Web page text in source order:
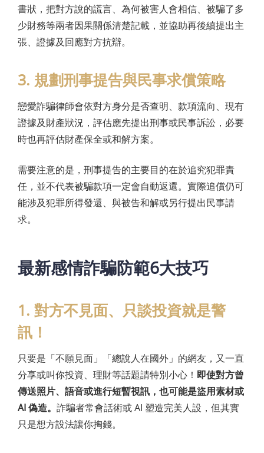
書狀，把對方說的謊言、為何被害人會相信、被騙了多
少財務等兩者因果關係清楚記載，並協助再後續提出主
張、證據及回應對方抗辯。
3. 規劃刑事提告與民事求償策略
戀愛詐騙律師會依對方身分是否查明、款項流向、現有
證據及財產狀況，評估應先提出刑事或民事訴訟，必要
時也再評估財產保全或和解方案。
需要注意的是，刑事提告的主要目的在於追究犯罪責
任，並不代表被騙款項一定會自動返還。實際追償仍可
能涉及犯罪所得發還、與被告和解或另行提出民事請
求。
最新感情詐騙防範6大技巧
1. 對方不見面、只談投資就是警
訊！
只要是「不願見面」「總說人在國外」的網友，又一直
分享或叫你投資、理財等話題請特別小心！ 即使對方曾
傳送照片、語音或進行短暫視訊，也可能是盜用素材或
AI 偽造。 詐騙者常會話術或 AI 塑造完美人設，但其實
只是想方設法讓你掏錢。